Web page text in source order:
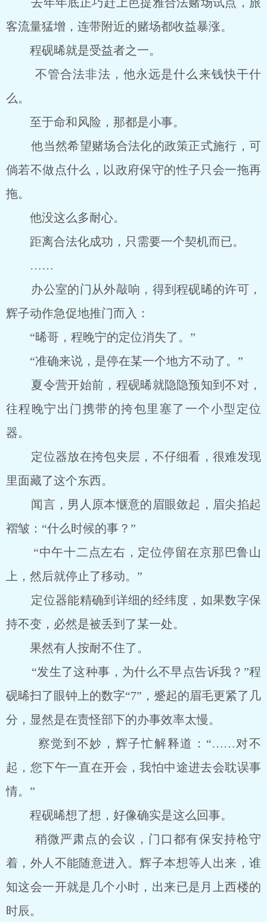
客流量猛增，连带附近的赌场都收益暴涨。
程砚晞就是受益者之一。
不管合法非法，他永远是什么来钱快干什
么。
至于命和风险，那都是小事。
他当然希望赌场合法化的政策正式施行，可
倘若不做点什么，以政府保守的性子只会一拖再
拖。
他没这么多耐心。
距离合法化成功，只需要一个契机而已。
……
办公室的门从外敲响，得到程砚晞的许可，
辉子动作急促地推门而入：
“晞哥，程晚宁的定位消失了。”
“准确来说，是停在某一个地方不动了。”
夏令营开始前，程砚晞就隐隐预知到不对，
往程晚宁出门携带的挎包里塞了一个小型定位
器。
定位器放在挎包夹层，不仔细看，很难发现
里面藏了这个东西。
闻言，男人原本惬意的眉眼敛起，眉尖掐起
褶皱：“什么时候的事？”
“中午十二点左右，定位停留在京那巴鲁山
上，然后就停止了移动。”
定位器能精确到详细的经纬度，如果数字保
持不变，必然是被丢到了某一处。
果然有人按耐不住了。
“发生了这种事，为什么不早点告诉我？”程
砚晞扫了眼钟上的数字“7”，蹙起的眉毛更紧了几
分，显然是在责怪部下的办事效率太慢。
察觉到不妙，辉子忙解释道：“……对不
起，您下午一直在开会，我怕中途进去会耽误事
情。”
程砚晞想了想，好像确实是这么回事。
稍微严肃点的会议，门口都有保安持枪守
着，外人不能随意进入。辉子本想等人出来，谁
知这会一开就是几个小时，出来已是月上西楼的
时辰。